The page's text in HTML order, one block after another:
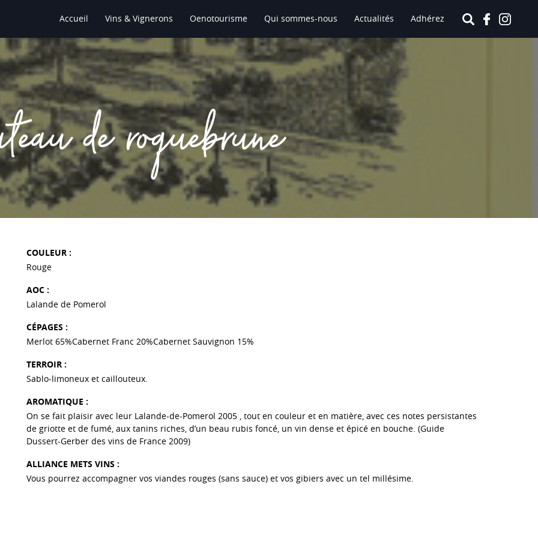
Accueil Vins & Vignerons Oenotourisme Qui sommes-nous Actualités Adhérez
de roquebrune
COULEUR :
Rouge
AOC :
Lalande de Pomerol
CÉPAGES :
Merlot 65%Cabernet Franc 20%Cabernet Sauvignon 15%
TERROIR :
Sablo-limoneux et caillouteux.
AROMATIQUE :
On se fait plaisir avec leur Lalande-de-Pomerol 2005 , tout en couleur et en matière, avec ces notes persistantes
de griotte et de fumé, aux tanins riches, d’un beau rubis foncé, un vin dense et épicé en bouche. (Guide
Dussert-Gerber des vins de France 2009)
ALLIANCE METS VINS :
Vous pourrez accompagner vos viandes rouges (sans sauce) et vos gibiers avec un tel millésime.